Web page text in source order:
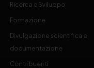
Ricerca e Sviluppo
Formazione
Divulgazione scientifica e
documentazione
Contribuenti